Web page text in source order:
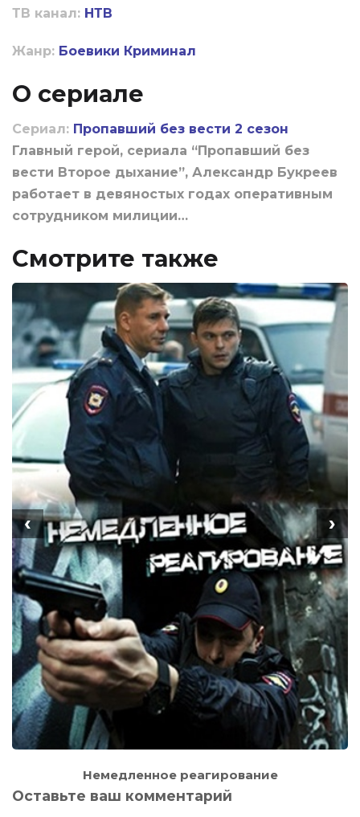
ТВ канал: НТВ
Жанр: Боевики Криминал
О сериале
Сериал: Пропавший без вести 2 сезон
Главный герой, сериала “Пропавший без
вести Второе дыхание”, Александр Букреев
работает в девяностых годах оперативным
сотрудником милиции…
Смотрите также
Немедленное реагирование
‹ ›
Оставьте ваш комментарий